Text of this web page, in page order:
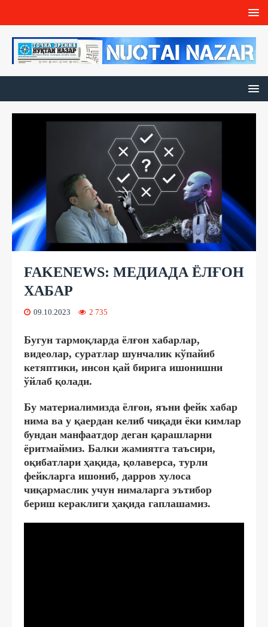
FAKENEWS: МЕДИАДА ЁЛҒОН
ХАБАР
09.10.2023 2 735
Бугун тармоқларда ёлғон хабарлар,
видеолар, суратлар шунчалик кўпайиб
кетяптики, инсон қай бирига ишонишни
ўйлаб қолади.
Бу материалимизда ёлғон, яъни фейк хабар
нима ва у қаердан келиб чиқади ёки кимлар
бундан манфаатдор деган қарашларни
ёритмаймиз. Балки жамиятга таъсири,
оқибатлари ҳақида, қолаверса, турли
фейкларга ишониб, дарров хулоса
чиқармаслик учун нималарга эътибор
бериш кераклиги ҳақида гаплашамиз.